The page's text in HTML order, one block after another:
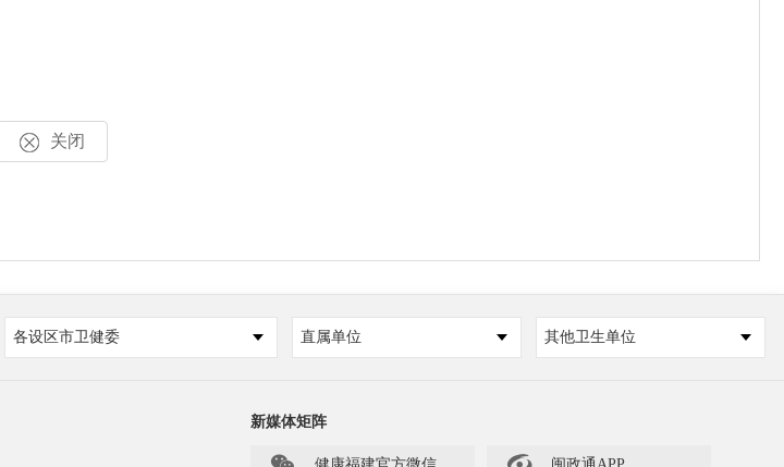
关闭
各设区市卫健委 直属单位 其他卫生单位
新媒体矩阵